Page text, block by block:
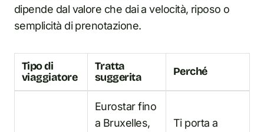
dipende dal valore che dai a velocità, riposo o
semplicità di prenotazione.
Tipo di
viaggiatore
Tratta
suggerita
Perché
Eurostar fino
a Bruxelles,
Ti porta a